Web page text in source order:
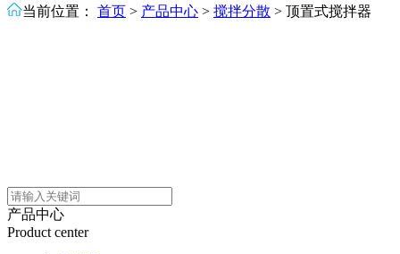
当前位置： 首页 > 产品中心 > 搅拌分散 > 顶置式搅拌器
产品中心
Product center